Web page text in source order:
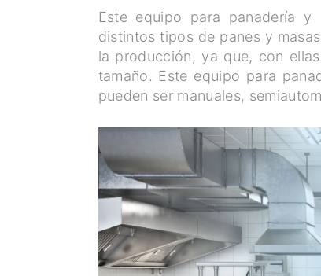
Este equipo para panadería
distintos tipos de panes y
la producción, ya que, con
tamaño. Este equipo para
pueden ser manuales,